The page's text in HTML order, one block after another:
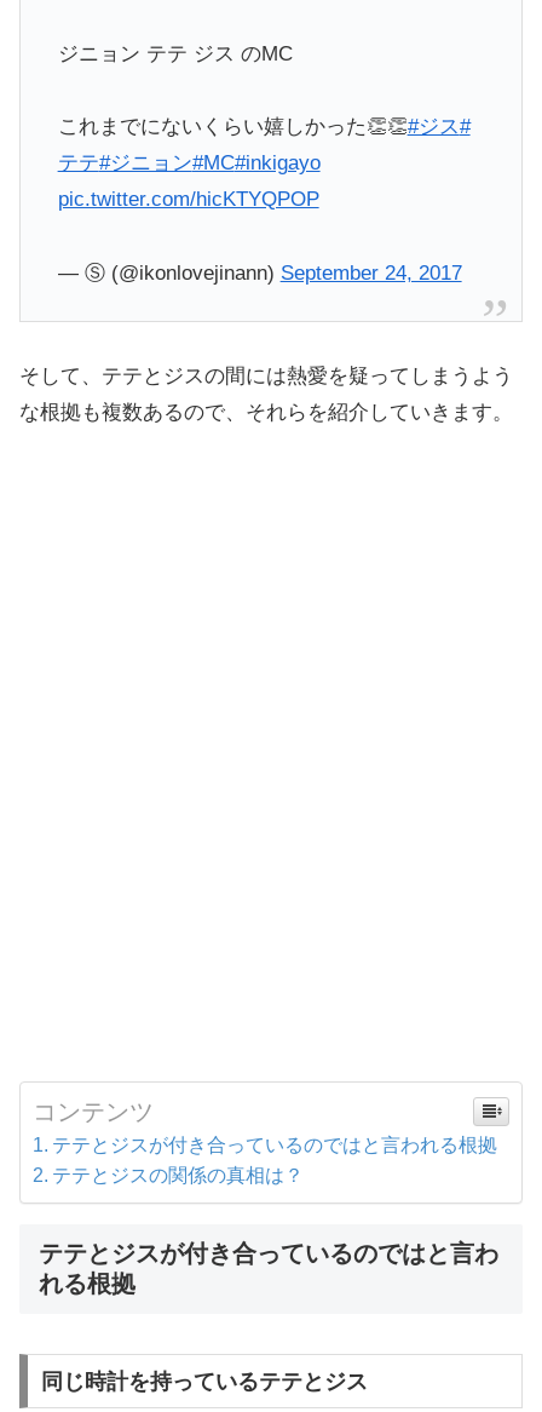
ジニョン テテ ジス のMC
これまでにないくらい嬉しかった👏👏#ジス#
テテ#ジニョン#MC#inkigayo
pic.twitter.com/hicKTYQPOP
— Ⓢ (@ikonlovejinann) September 24, 2017
そして、テテとジスの間には熱愛を疑ってしまうよう
な根拠も複数あるので、それらを紹介していきます。
コンテンツ
テテとジスが付き合っているのではと言われる根拠
テテとジスの関係の真相は？
テテとジスが付き合っているのではと言わ
れる根拠
同じ時計を持っているテテとジス